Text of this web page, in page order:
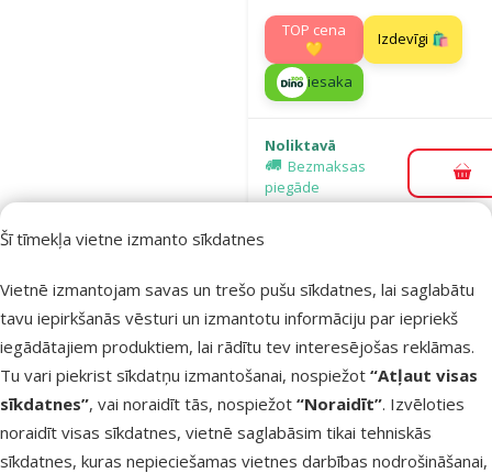
Šī tīmekļa vietne izmanto sīkdatnes
Vietnē izmantojam savas un trešo pušu sīkdatnes, lai saglabātu
tavu iepirkšanās vēsturi un izmantotu informāciju par iepriekš
iegādātajiem produktiem, lai rādītu tev interesējošas reklāmas.
Tu vari piekrist sīkdatņu izmantošanai, nospiežot “Atļaut visas
sīkdatnes”, vai noraidīt tās, nospiežot “Noraidīt”. Izvēloties
noraidīt visas sīkdatnes, vietnē saglabāsim tikai tehniskās
sīkdatnes, kuras nepieciešamas vietnes darbības nodrošināšanai,
TOP cena
💛
Izdevīgi 🛍️
iesaka
Noliktavā
Bezmaksas
piegāde
Barība
Ontario SP
Longhair,
Cena
5,99 €
Cena par 100 g:
iesaka